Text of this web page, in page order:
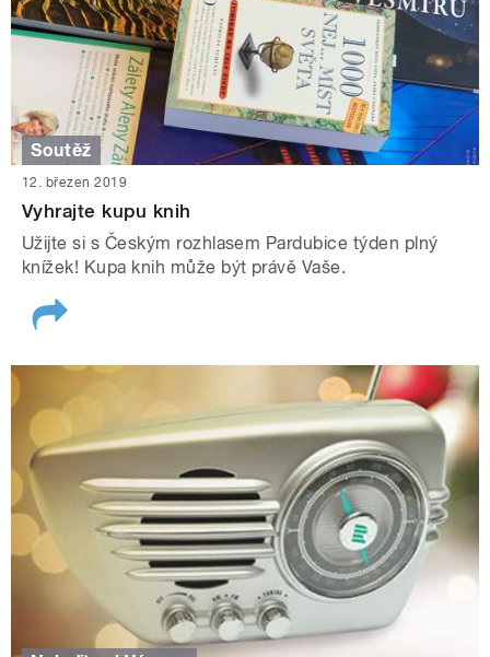
Soutěž
12. březen 2019
Vyhrajte kupu knih
Užijte si s Českým rozhlasem Pardubice týden plný
knížek! Kupa knih může být právě Vaše.